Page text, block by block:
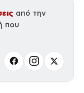
από την
που